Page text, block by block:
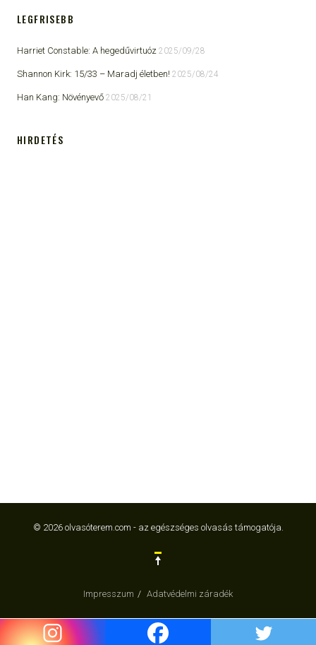
LEGFRISEBB
Harriet Constable: A hegedűvirtuóz 2025/09/28
Shannon Kirk: 15/33 ​– Maradj életben! 2025/08/24
Han Kang: Növényevő 2025/08/21
HIRDETÉS
© 2026 olvasóterem.com - az egészséges olvasás támogatója.
Impresszum Adatvédelmi záradék